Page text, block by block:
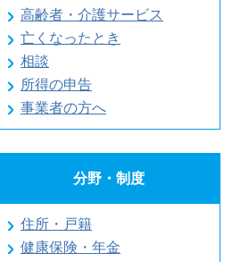
高齢者・介護サービス
亡くなったとき
相談
所得の申告
事業者の方へ
分野・制度
住所・戸籍
健康保険・年金